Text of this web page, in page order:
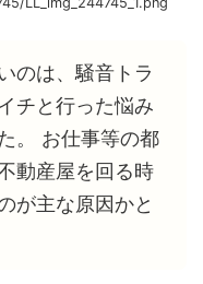
のは、騒音トラ
チと行った悩み
。 お仕事等の都
動産屋を回る時
が主な原因かと